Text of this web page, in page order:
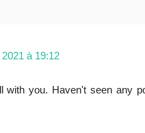
à 19:12
with you. Haven't seen any